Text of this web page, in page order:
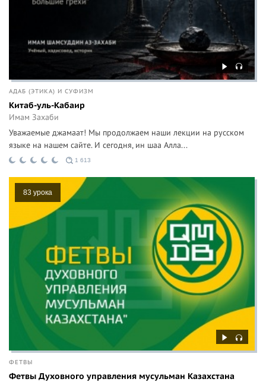
АДАБ (ЭТИКА) И СУФИЗМ
Китаб-уль-Кабаир
Имам Захаби
Уважаемые джамаат! Мы продолжаем наши лекции на русском
языке на нашем сайте. И сегодня, ин шаа Алла...
1 613
83 урока
ФЕТВЫ
Фетвы Духовного управления мусульман Казахстана